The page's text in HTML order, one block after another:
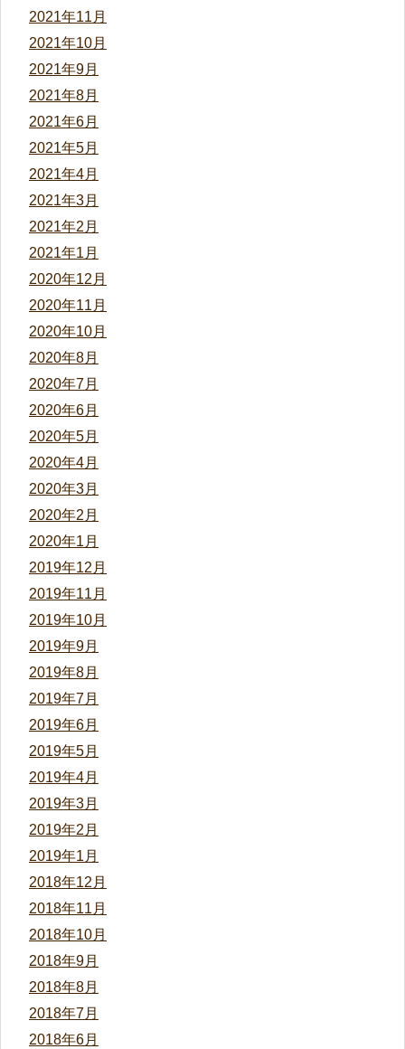
2021年11月
2021年10月
2021年9月
2021年8月
2021年6月
2021年5月
2021年4月
2021年3月
2021年2月
2021年1月
2020年12月
2020年11月
2020年10月
2020年8月
2020年7月
2020年6月
2020年5月
2020年4月
2020年3月
2020年2月
2020年1月
2019年12月
2019年11月
2019年10月
2019年9月
2019年8月
2019年7月
2019年6月
2019年5月
2019年4月
2019年3月
2019年2月
2019年1月
2018年12月
2018年11月
2018年10月
2018年9月
2018年8月
2018年7月
2018年6月